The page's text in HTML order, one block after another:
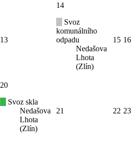
13
14
Svoz
komunálního
odpadu
Nedašova
Lhota
(Zlín)
15 16
20
Svoz skla
Nedašova
Lhota
(Zlín)
21 22 23